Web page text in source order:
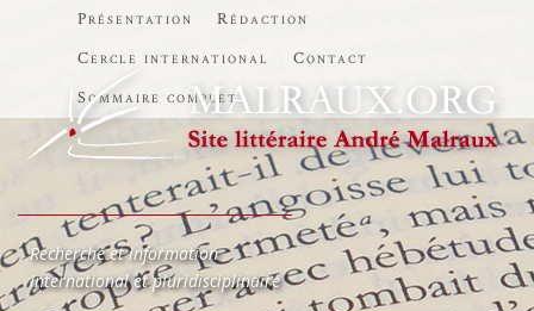
Présentation
Rédaction
Cercle international
Contact
Sommaire complet
Recherche et information
International et pluridisciplinaire